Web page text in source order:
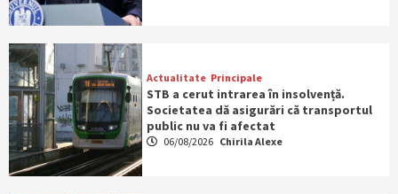
Actualitate Principale
STB a cerut intrarea în insolvență.
Societatea dă asigurări că transportul
public nu va fi afectat
06/08/2026 Chirila Alexe